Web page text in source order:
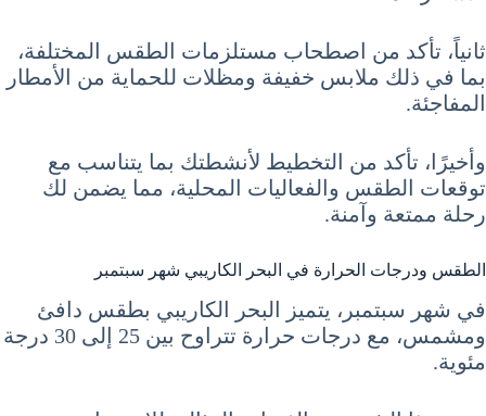
ثانياً، تأكد من اصطحاب مستلزمات الطقس المختلفة،
بما في ذلك ملابس خفيفة ومظلات للحماية من الأمطار
المفاجئة.
وأخيرًا، تأكد من التخطيط لأنشطتك بما يتناسب مع
توقعات الطقس والفعاليات المحلية، مما يضمن لك
رحلة ممتعة وآمنة.
الطقس ودرجات الحرارة في البحر الكاريبي شهر سبتمبر
في شهر سبتمبر، يتميز البحر الكاريبي بطقس دافئ
ومشمس، مع درجات حرارة تتراوح بين 25 إلى 30 درجة
مئوية.